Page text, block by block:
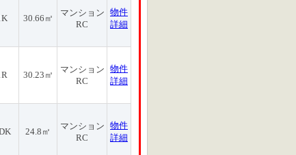
30.66㎡
マンション
RC
物件
詳細
30.23㎡
マンション
RC
物件
詳細
24.8㎡
マンション
RC
物件
詳細